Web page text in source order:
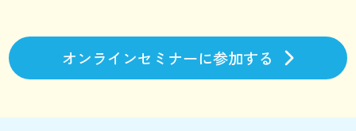
オンラインセミナーに参加する